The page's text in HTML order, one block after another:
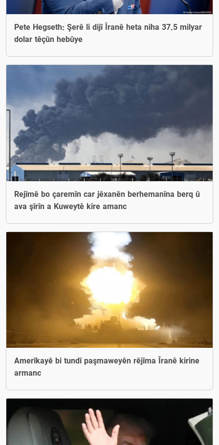
Pete Hegseth: Şerê li dijî Îranê heta niha 37.5 milyar
dolar têçûn hebûye
Rejîmê bo çaremîn car jêxanên berhemanîna berq û
ava şîrîn a Kuweytê kire amanc
Amerîkayê bi tundî paşmaweyên rêjîma Îranê kirine
armanc